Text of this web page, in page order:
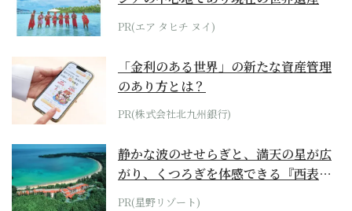
らみえてくる...
PR(エア タヒチ ヌイ)
「金利のある世界」の新たな資産管理
のあり方とは？
PR(株式会社北九州銀行)
静かな波のせせらぎと、満天の星が広
がり、くつろぎを体感できる『西表島
ホテル by...
PR(星野リゾート)